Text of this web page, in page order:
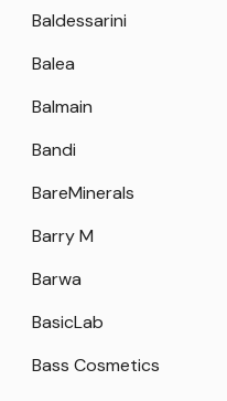
Baldessarini
Balea
Balmain
Bandi
BareMinerals
Barry M
Barwa
BasicLab
Bass Cosmetics